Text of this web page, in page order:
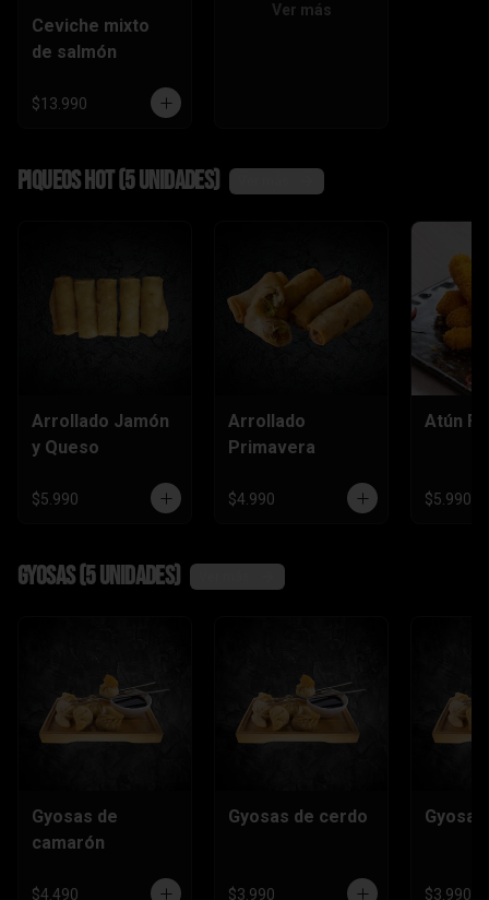
Ceviche mixto
de salmón
$13.990
Ver más
Piqueos hot (5 unidades)
Arrollado Jamón
y Queso
$5.990
Arrollado
Primavera
$4.990
Atún
$5.990
Gyosas (5 unidades)
Gyosas de
camarón
$4.490
Gyosas de cerdo
$3.990 $3.990